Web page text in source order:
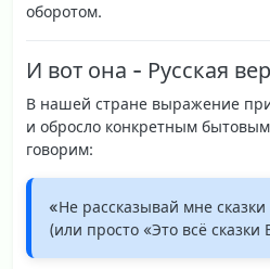
оборотом.
И вот она - Русская
В нашей стране выражение
и обросло конкретным
говорим:
«Не рассказывай мне сказки
(или просто «Это всё сказки